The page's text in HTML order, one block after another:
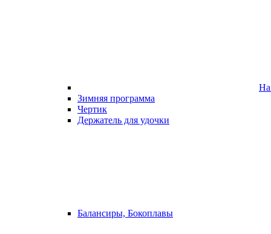
Зимняя программа
Чертик
Держатель для удочки
Балансиры, Бокоплавы